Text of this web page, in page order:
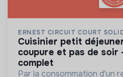
ERNEST CIRCUIT COURT
cuisinier petit déjeuner et midi - pas de
coupure et pas de
complet
Par la consommation d'un